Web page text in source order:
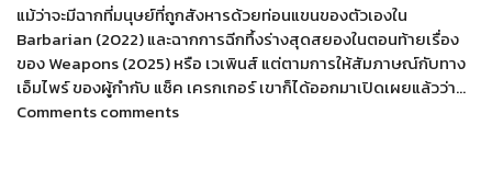
แม้ว่าจะมีฉากที่มนุษย์ที่ถูกสังหารด้วยท่อนแขนของตัวเองใน
Barbarian (2022) และฉากการฉีกทึ้งร่างสุดสยองในตอนท้ายเรื่อง
ของ Weapons (2025) หรือ เวเพินส์ แต่ตามการให้สัมภาษณ์กับทาง
เอ็มไพร์ ของผู้กำกับ แซ็ค เครกเกอร์ เขาก็ได้ออกมาเปิดเผยแล้วว่า…
Comments comments